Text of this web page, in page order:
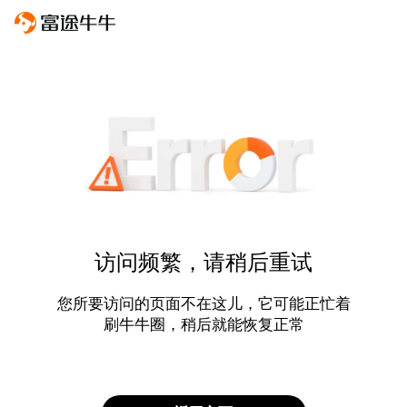
访问频繁，请稍后重试
您所要访问的页面不在这儿，它可能正忙着
刷牛牛圈，稍后就能恢复正常